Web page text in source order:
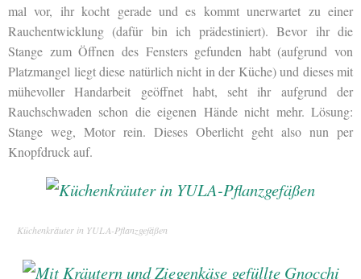
mal vor, ihr kocht gerade und es kommt unerwartet zu einer
Rauchentwicklung (dafür bin ich prädestiniert). Bevor ihr die
Stange zum Öffnen des Fensters gefunden habt (aufgrund von
Platzmangel liegt diese natürlich nicht in der Küche) und dieses mit
mühevoller Handarbeit geöffnet habt, seht ihr aufgrund der
Rauchschwaden schon die eigenen Hände nicht mehr. Lösung:
Stange weg, Motor rein. Dieses Oberlicht geht also nun per
Knopfdruck auf.
Küchenkräuter in YULA-Pflanzgefäßen